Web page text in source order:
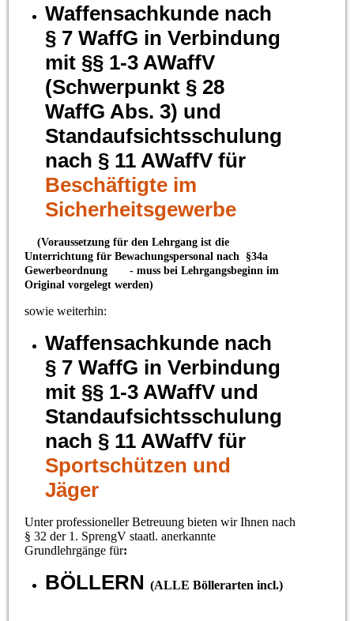
Waffensachkunde nach
§ 7 WaffG in Verbindung
mit §§ 1-3 AWaffV
(Schwerpunkt § 28
WaffG Abs. 3) und
Standaufsichtsschulung
nach § 11 AWaffV für
Beschäftigte im
Sicherheitsgewerbe
(Voraussetzung für den Lehrgang ist die
Unterrichtung für Bewachungspersonal nach §34a
Gewerbeordnung - muss bei Lehrgangsbeginn im
Original vorgelegt werden)
sowie weiterhin:
Waffensachkunde nach
§ 7 WaffG in Verbindung
mit §§ 1-3 AWaffV und
Standaufsichtsschulung
nach § 11 AWaffV für
Sportschützen und
Jäger
Unter professioneller Betreuung bieten wir Ihnen nach
§ 32 der 1. SprengV staatl. anerkannte
Grundlehrgänge für:
BÖLLERN(ALLE Böllerarten incl.)